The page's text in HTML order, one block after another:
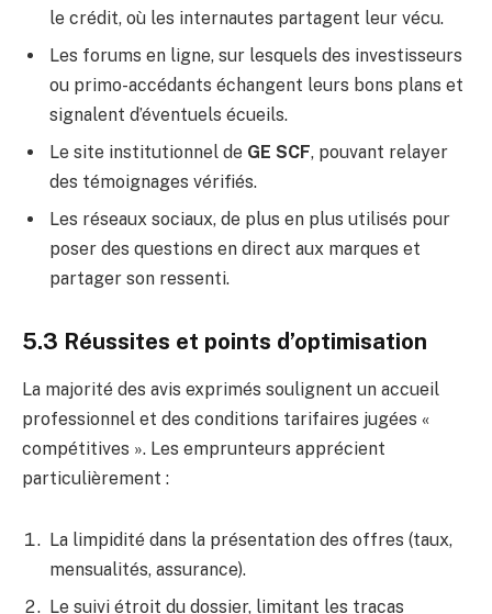
le crédit, où les internautes partagent leur vécu.
Les forums en ligne, sur lesquels des investisseurs
ou primo-accédants échangent leurs bons plans et
signalent d’éventuels écueils.
Le site institutionnel de GE SCF, pouvant relayer
des témoignages vérifiés.
Les réseaux sociaux, de plus en plus utilisés pour
poser des questions en direct aux marques et
partager son ressenti.
5.3 Réussites et points d’optimisation
La majorité des avis exprimés soulignent un accueil
professionnel et des conditions tarifaires jugées «
compétitives ». Les emprunteurs apprécient
particulièrement :
La limpidité dans la présentation des offres (taux,
mensualités, assurance).
Le suivi étroit du dossier, limitant les tracas